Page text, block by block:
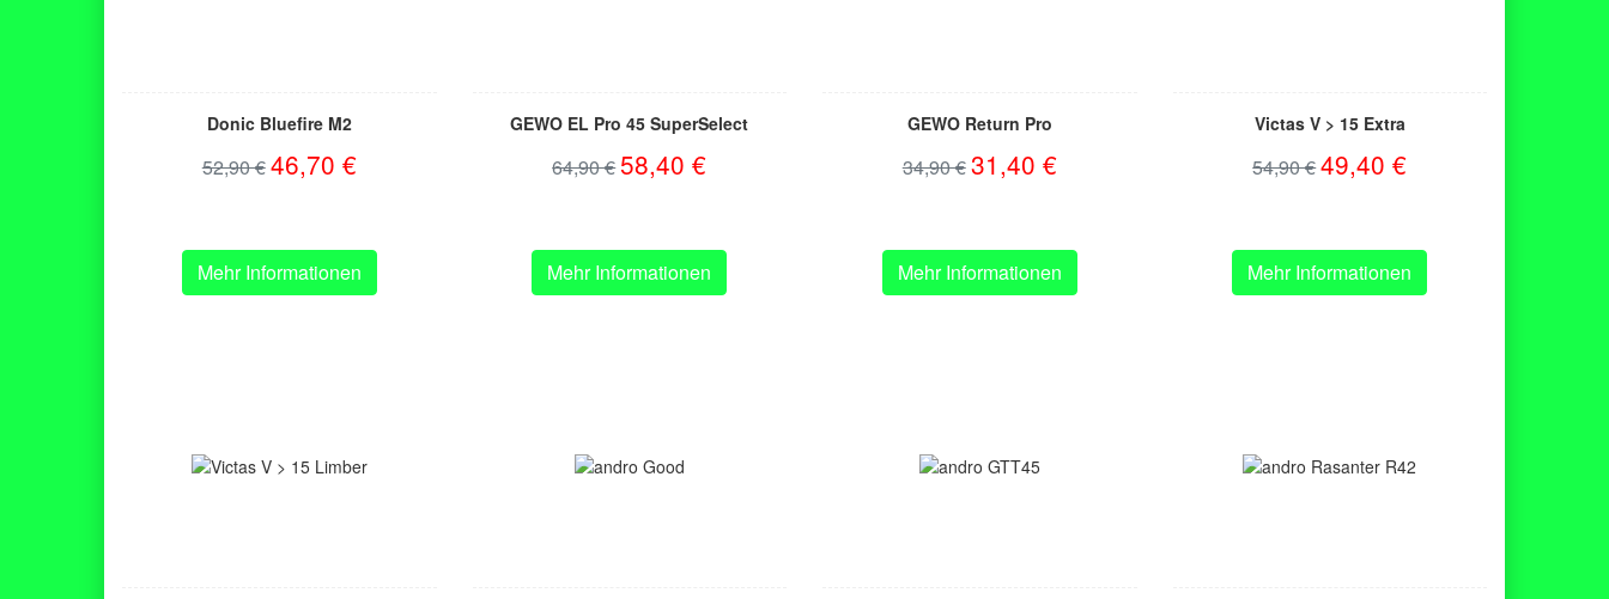
Donic Bluefire M2
52,90 €46,70 €
Mehr Informationen
GEWO EL Pro 45 SuperSelect
64,90 €58,40 €
Mehr Informationen
GEWO Return Pro
34,90 €31,40 €
Mehr Informationen
Victas V > 15 Extra
54,90 €49,40 €
Mehr Informationen